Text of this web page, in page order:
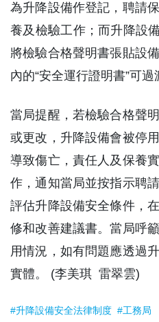
為升降設備作登記，聘請
養及檢驗工作；而升降設
將檢驗合格聲明書張貼設
內的“安全運行證明書”可過
當局提醒，若檢驗合格聲
或更改，升降設備會被停
導致傷亡，責任人及保養
作，通知當局並按指示聘
評估升降設備安全條件，
修和改善建議書。當局呼
用情況，如有問題應透過
實體。 (李美琪 雷翠雲)
#升降設備安全法律制度 #工務局